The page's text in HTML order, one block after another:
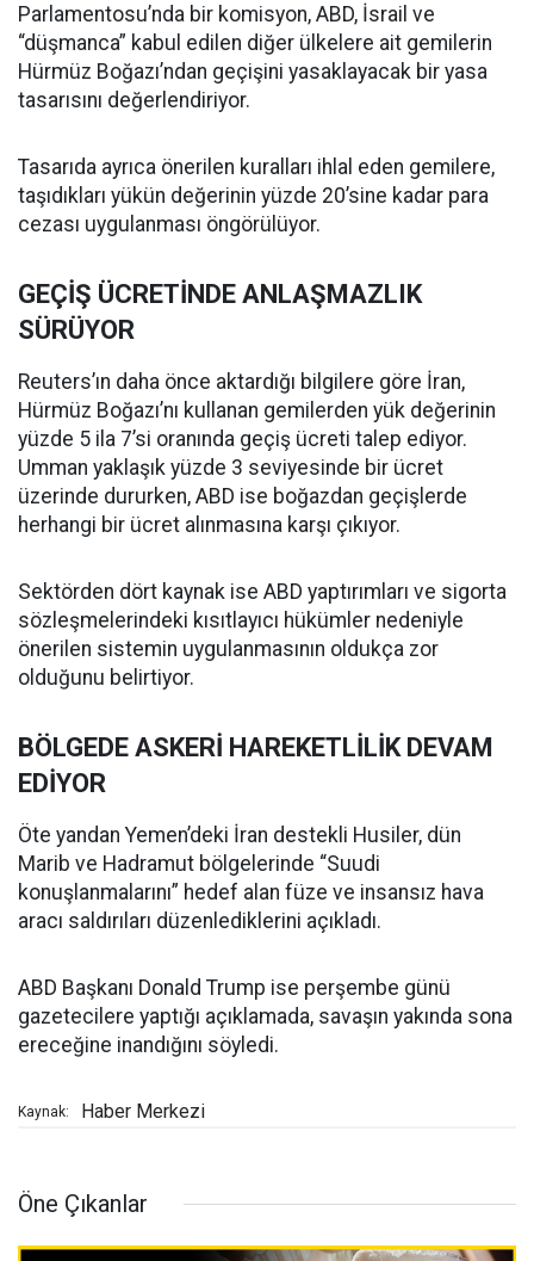
Parlamentosu’nda bir komisyon, ABD, İsrail ve
“düşmanca” kabul edilen diğer ülkelere ait gemilerin
Hürmüz Boğazı’ndan geçişini yasaklayacak bir yasa
tasarısını değerlendiriyor.
Tasarıda ayrıca önerilen kuralları ihlal eden gemilere,
taşıdıkları yükün değerinin yüzde 20’sine kadar para
cezası uygulanması öngörülüyor.
GEÇİŞ ÜCRETİNDE ANLAŞMAZLIK
SÜRÜYOR
Reuters’ın daha önce aktardığı bilgilere göre İran,
Hürmüz Boğazı’nı kullanan gemilerden yük değerinin
yüzde 5 ila 7’si oranında geçiş ücreti talep ediyor.
Umman yaklaşık yüzde 3 seviyesinde bir ücret
üzerinde dururken, ABD ise boğazdan geçişlerde
herhangi bir ücret alınmasına karşı çıkıyor.
Sektörden dört kaynak ise ABD yaptırımları ve sigorta
sözleşmelerindeki kısıtlayıcı hükümler nedeniyle
önerilen sistemin uygulanmasının oldukça zor
olduğunu belirtiyor.
BÖLGEDE ASKERİ HAREKETLİLİK DEVAM
EDİYOR
Öte yandan Yemen’deki İran destekli Husiler, dün
Marib ve Hadramut bölgelerinde “Suudi
konuşlanmalarını” hedef alan füze ve insansız hava
aracı saldırıları düzenlediklerini açıkladı.
ABD Başkanı Donald Trump ise perşembe günü
gazetecilere yaptığı açıklamada, savaşın yakında sona
ereceğine inandığını söyledi.
Kaynak: Haber Merkezi
Öne Çıkanlar